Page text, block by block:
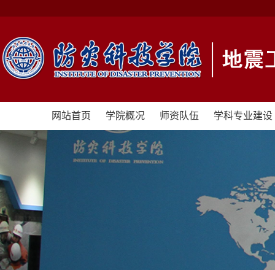
网站首页 学院概况 师资队伍 学科专业建设